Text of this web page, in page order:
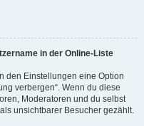
in der Online-Liste
den Einstellungen eine Option
verbergen“. Wenn du diese
Moderatoren und du selbst
unsichtbarer Besucher gezählt.